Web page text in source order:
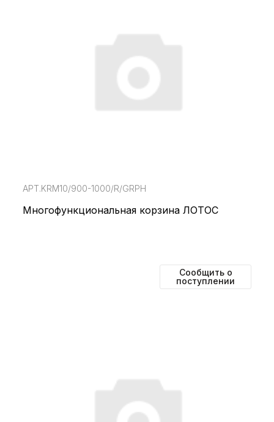
АРТ.KRM10/900-1000/R/GRPH
Многофункциональная корзина ЛОТОС
Сообщить о
поступлении